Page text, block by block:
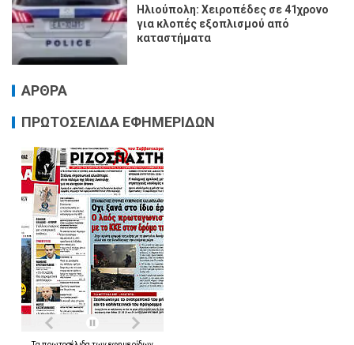
Ηλιούπολη: Χειροπέδες σε 41χρονο
για κλοπές εξοπλισμού από
καταστήματα
ΑΡΘΡΑ
ΠΡΩΤΟΣΕΛΙΔΑ ΕΦΗΜΕΡΙΔΩΝ